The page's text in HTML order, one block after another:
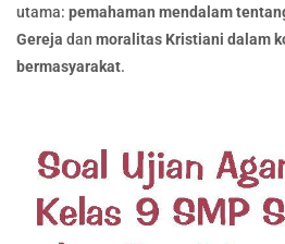
utama: pemahaman mendalam
Gereja dan moralitas Kristiani dalam
bermasyarakat.